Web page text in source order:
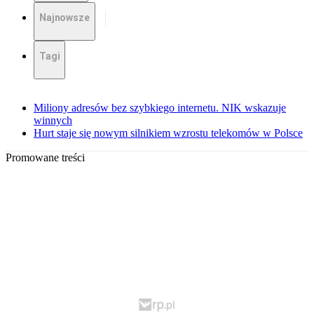
Najnowsze
Tagi
Miliony adresów bez szybkiego internetu. NIK wskazuje
winnych
Hurt staje się nowym silnikiem wzrostu telekomów w Polsce
Promowane treści